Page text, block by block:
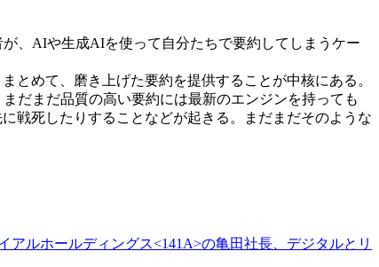
、AIや生成AIを使って自分たちで要約してしまうケー
とめて、磨き上げた要約を提供することが中核にある。
だまだ品質の高い要約には最新のエンジンを持っても
戦死したりすることなどが起きる。まだまだそのような
アルホールディングス<141A>の亀田社長、デジタルとリ